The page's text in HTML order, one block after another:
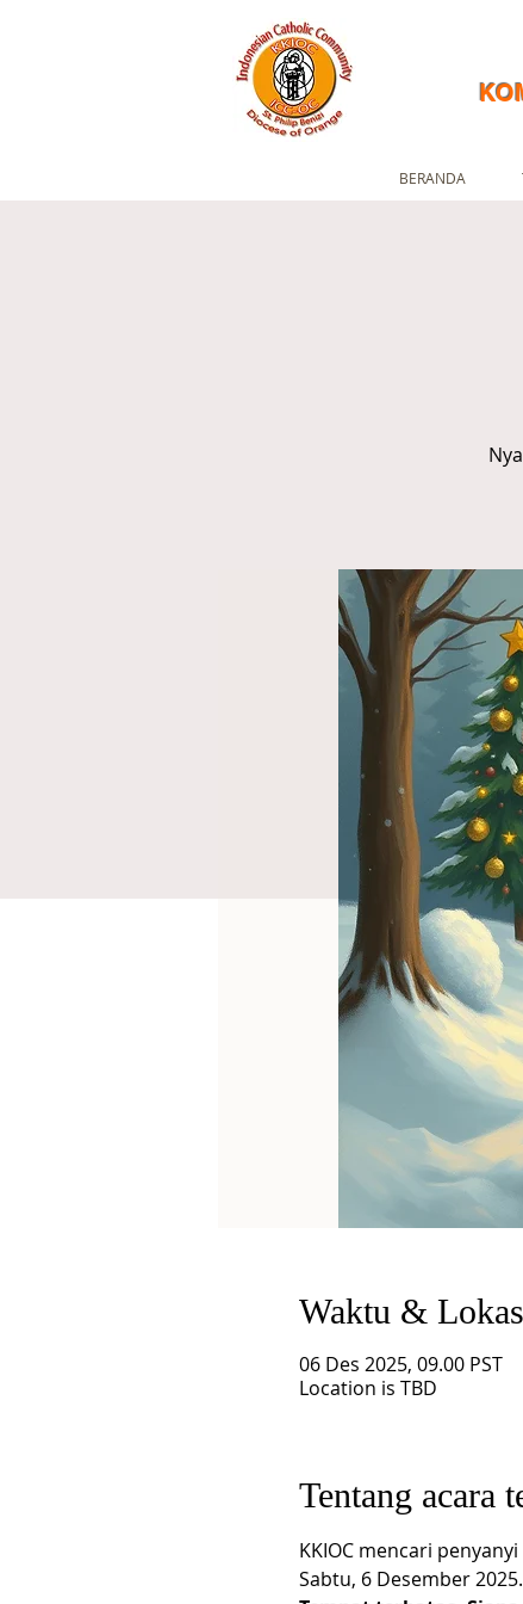
BERANDA
Waktu &
06 Des 2025, 09.00 PST
Location is TBD
Tentang acara
KKIOC mencari
Sabtu, 6 Desember 2025.